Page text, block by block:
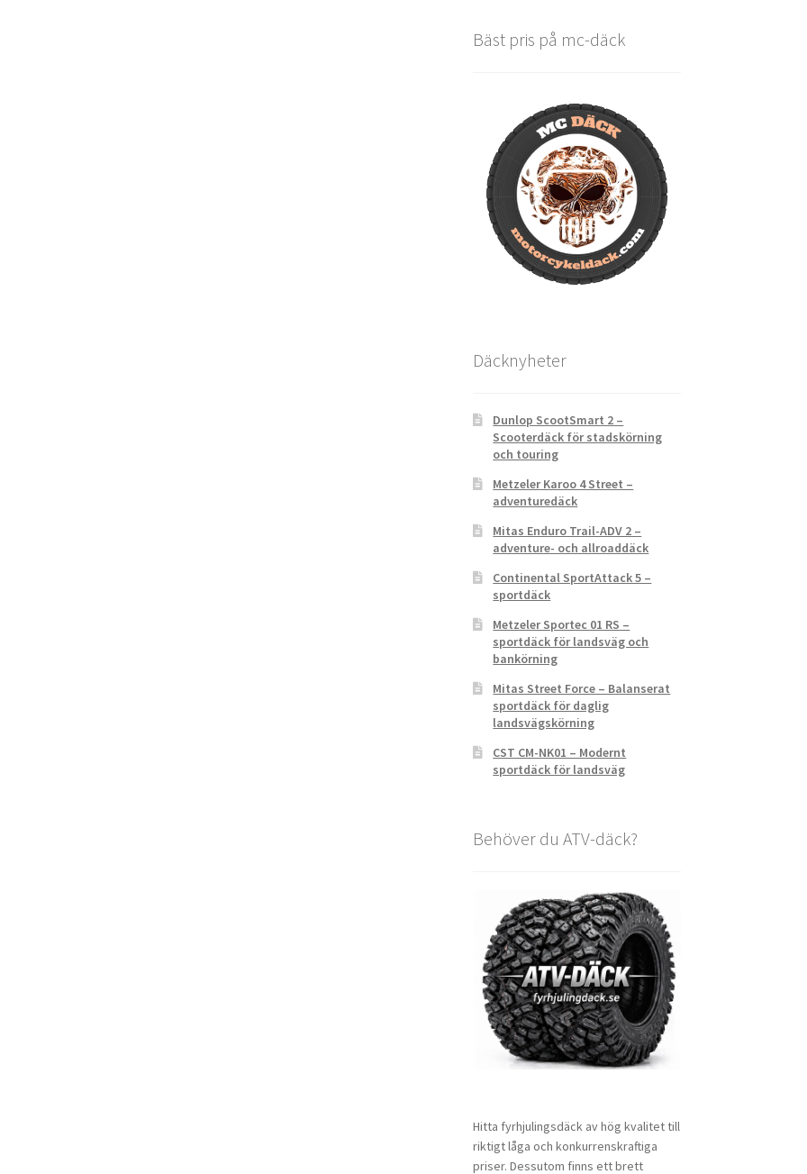
Bäst pris på mc-däck
Däcknyheter
Dunlop ScootSmart 2 –
Scooterdäck för stadskörning
och touring
Metzeler Karoo 4 Street –
adventuredäck
Mitas Enduro Trail-ADV 2 –
adventure- och allroaddäck
Continental SportAttack 5 –
sportdäck
Metzeler Sportec 01 RS –
sportdäck för landsväg och
bankörning
Mitas Street Force – Balanserat
sportdäck för daglig
landsvägskörning
CST CM-NK01 – Modernt
sportdäck för landsväg
Behöver du ATV-däck?
Hitta fyrhjulingsdäck av hög kvalitet till
riktigt låga och konkurrenskraftiga
priser. Dessutom finns ett brett